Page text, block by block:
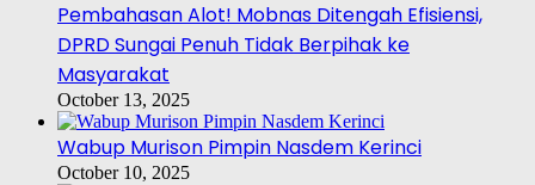
Pembahasan Alot! Mobnas Ditengah Efisiensi,
DPRD Sungai Penuh Tidak Berpihak ke
Masyarakat
October 13, 2025
Wabup Murison Pimpin Nasdem Kerinci
October 10, 2025